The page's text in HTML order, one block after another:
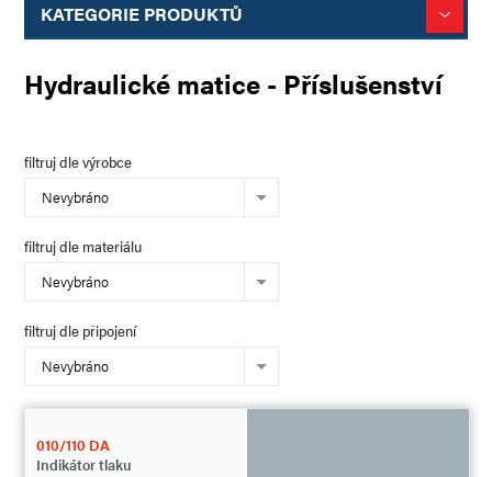
KATEGORIE PRODUKTŮ
Hydraulické matice - Příslušenství
filtruj dle výrobce
Nevybráno
filtruj dle materiálu
Nevybráno
filtruj dle připojení
Nevybráno
010/110 DA
Indikátor tlaku